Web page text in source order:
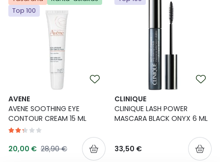
Top 100
AVENE
AVENE SOOTHING EYE
CONTOUR CREAM 15 ML
Tarjoushinta
20,00 € Normaalihinta
28,90 €
CLINIQUE
CLINIQUE LASH POWER
MASCARA BLACK ONYX 6 ML
33,50 €